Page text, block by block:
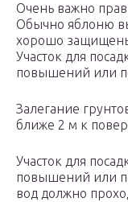
Очень важно
Обычно яблоню
хорошо
Участок для
повышений или
Залегание
ближе 2 м к
Участок для
повышений или
вод должно